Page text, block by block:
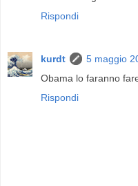
Rispondi
kurdt
5 maggio
Obama lo faranno
Rispondi